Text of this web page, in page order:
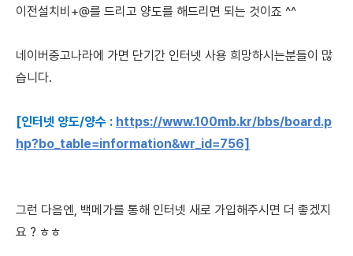
이전설치비+@를 드리고 양도를 해드리면 되는 것이죠 ^^
네이버중고나라에 가면 단기간 인터넷 사용 희망하시는분들이 많
습니다.
[인터넷 양도/양수 : https://www.100mb.kr/bbs/board.p
hp?bo_table=information&wr_id=756]
그런 다음엔, 백메가를 통해 인터넷 새로 가입해주시면 더 좋겠지
요 ? ㅎㅎ